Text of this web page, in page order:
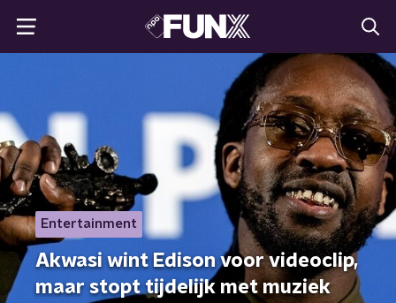
Entertainment
Akwasi wint Edison voor videoclip,
maar stopt tijdelijk met muziek